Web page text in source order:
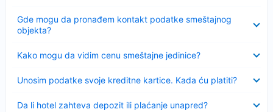
Gde mogu da pronađem kontakt podatke smeštajnog
objekta?
Kako mogu da vidim cenu smeštajne jedinice?
Unosim podatke svoje kreditne kartice. Kada ću platiti?
Da li hotel zahteva depozit ili plaćanje unapred?